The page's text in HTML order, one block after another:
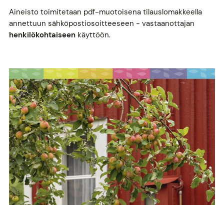
Aineisto toimitetaan pdf-muotoisena tilauslomakkeella
annettuun sähköpostiosoitteeseen - vastaanottajan
henkilökohtaiseen käyttöön.